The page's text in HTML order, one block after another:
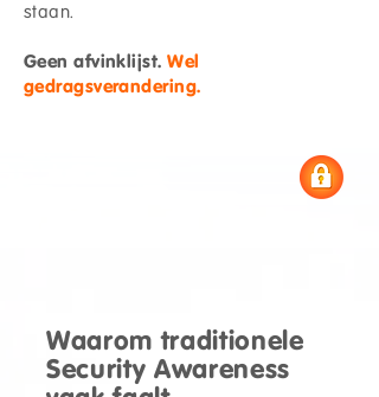
staan.
Geen afvinklijst.Wel
gedragsverandering.
Waarom traditionele
Security Awareness